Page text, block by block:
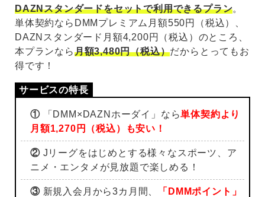
DAZNスタンダードをセットで利用できるプラン。
単体契約ならDMMプレミアム月額550円（税込）、
DAZNスタンダード月額4,200円（税込）のところ、
本プランなら月額3,480円（税込）だからとってもお
得です！
①「DMM×DAZNホーダイ」なら単体契約より
月額1,270円（税込）も安い！
②Jリーグをはじめとする様々なスポーツ、ア
ニメ・エンタメが見放題で楽しめる！
③新規入会月から3カ月間、
「DMMポイント」